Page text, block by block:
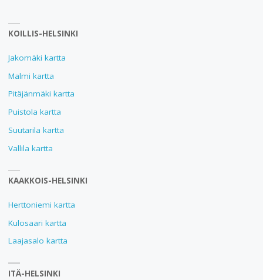
KOILLIS-HELSINKI
Jakomäki kartta
Malmi kartta
Pitäjänmäki kartta
Puistola kartta
Suutarila kartta
Vallila kartta
KAAKKOIS-HELSINKI
Herttoniemi kartta
Kulosaari kartta
Laajasalo kartta
ITÄ-HELSINKI